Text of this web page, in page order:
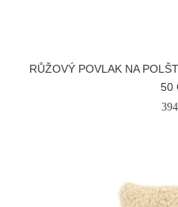
RŮŽOVÝ POVLAK NA
50